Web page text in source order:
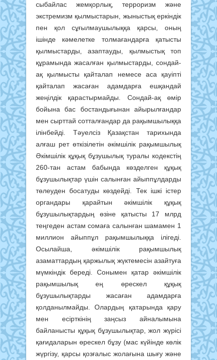
сыбайлас жемқорлық, терроризм және
экстремизм қылмыстарын, жыныстық еркіндік
пен қол сұғылмаушылыққа қарсы, оның
ішінде кәмелетке толмағандарға қатысты
қылмыстарды, азаптауды, қылмыстық топ
құрамында жасалған қылмыстарды, сондай-
ақ қылмысты қайталап немесе аса қауіпті
қайталап жасаған адамдарға ешқандай
жеңілдік қарастырмайды. Сондай-ақ өмір
бойына бас бостандығынан айырылғандар
мен сырттай сотталғандар да рақымшылыққа
ілінбейді. Тәуелсіз Қазақстан тарихында
алғаш рет өткізілетін әкімшілік рақымшылық
Әкімшілік құқық бұзушылық туралы кодекстің
260-тан астам бабында көзделген құқық
бұзушылықтар үшін салынған айыппұлдарды
төлеуден босатуды көздейді. Тек ішкі істер
органдары қарайтын әкімшілік құқық
бұзушылықтардың өзіне қатысты 17 млрд
теңгеден астам сомаға салынған шамамен 1
миллион айыппұл рақымшылыққа ілігеді.
Осылайша, әкімшілік рақымшылық
азаматтардың қаржылық жүктемесін азайтуға
мүмкіндік береді. Сонымен қатар әкімшілік
рақымшылық ең өрескел құқық
бұзушылықтарды жасаған адамдарға
қолданылмайды. Олардың қатарында қару
мен есірткінің заңсыз айналымына
байланысты құқық бұзушылықтар, жол жүрісі
қағидаларын өрескел бұзу (мас күйінде көлік
жүргізу, қарсы қозғалыс жолағына шығу және